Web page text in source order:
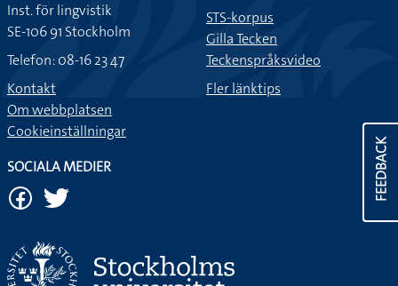
FEEDBACK
Inst. för lingvistik
SE-106 91 Stockholm
Telefon: 08-16 23 47
Kontakt
Om webbplatsen
Cookieinställningar
STS-korpus
Gilla Tecken
Teckenspråksvideo
Fler länktips
SOCIALA MEDIER